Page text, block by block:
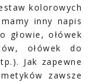
kolorowych
inny napis
głowie, ołówek
ołówek do
Jak zapewne
zawsze